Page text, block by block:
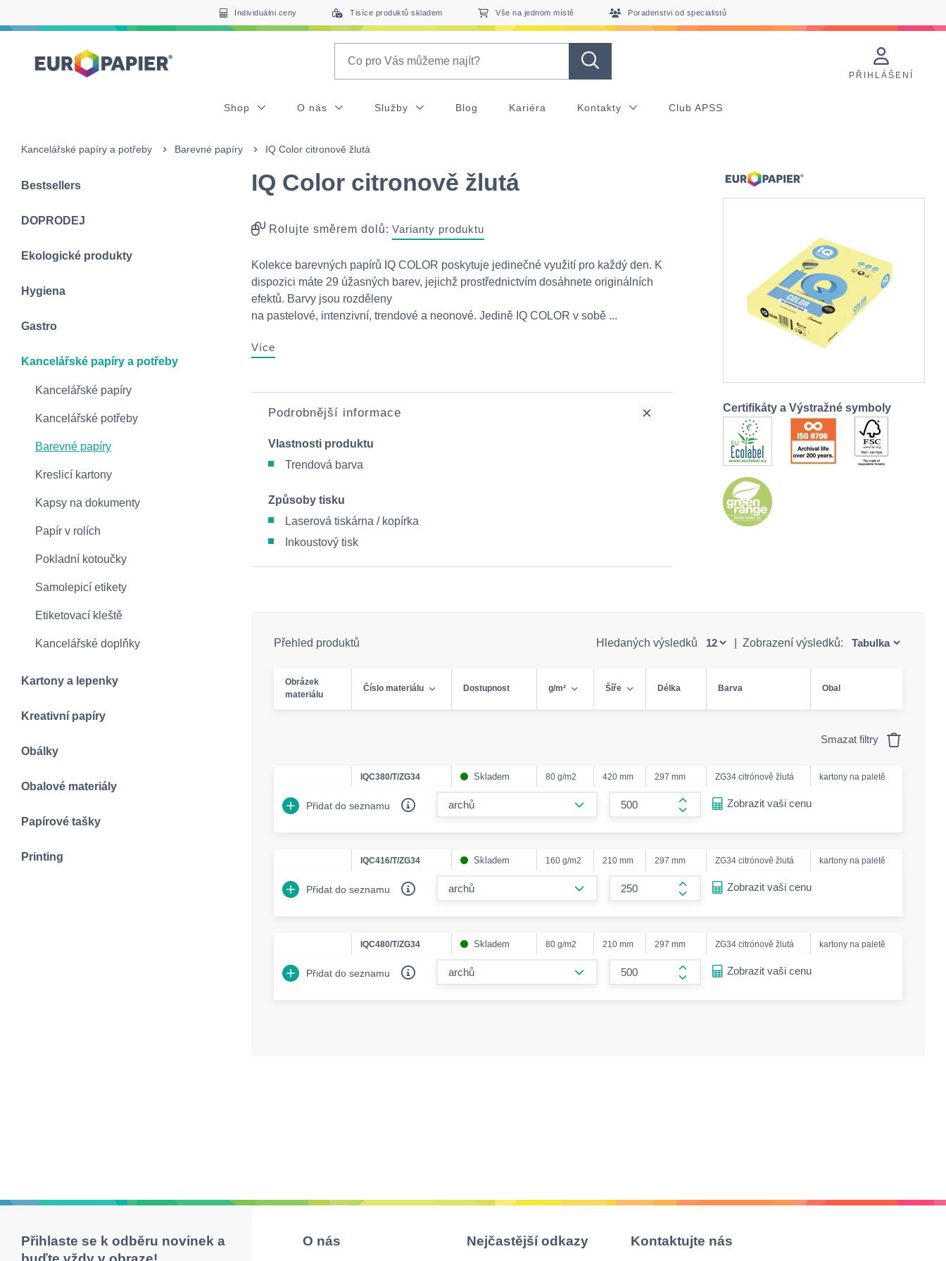
Individuálni ceny Tisíce produktů skladem Vše na jednom místě Poradenstvi od specialistů
PŘIHLÁŠENÍ
Shop O nás Služby Blog Kariéra Kontakty Club APSS
Kancelářské papíry a potřeby Barevné papíry IQ Color citronově žlutá
Bestsellers
DOPRODEJ
Ekologické produkty
Hygiena
Gastro
Kancelářské papíry a potřeby
Kancelářské papíry
Kancelářské potřeby
Barevné papíry
Kreslicí kartony
Kapsy na dokumenty
Papír v rolích
Pokladní kotoučky
Samolepicí etikety
Etiketovací kleště
Kancelářské doplňky
Kartony a lepenky
Kreativní papíry
Obálky
Obalové materiály
Papírové tašky
Printing
IQ Color citronově žlutá
Rolujte směrem dolů: Varianty produktu
Kolekce barevných papírů IQ COLOR poskytuje jedinečné využití pro každý den. K
dispozici máte 29 úžasných barev, jejichž prostřednictvím dosáhnete originálních
efektů. Barvy jsou rozděleny
na pastelové, intenzivní, trendové a neonové. Jedině IQ COLOR v sobě ...
Více
Podrobnější informace
Vlastnosti produktu
Trendová barva
Způsoby tisku
Laserová tiskárna / kopírka
Inkoustový tisk
Certifikáty a Výstražné symboly
Přehled produktů Hledaných výsledků Zobrazení výsledků:
Obrázek
materiálu
Číslo materiálu Dostupnost g/m² Šíře Délka Barva Obal
Smazat filtry
IQC380/T/ZG34 Skladem 80 g/m2 420 mm 297 mm ZG34 citrónově žlutá kartony na paletě
Přidat do seznamu
form.increase-amount
Zobrazit vaši cenu
IQC416/T/ZG34 Skladem 160 g/m2 210 mm 297 mm ZG34 citrónově žlutá kartony na paletě
Přidat do seznamu
form.increase-amount
Zobrazit vaši cenu
IQC480/T/ZG34 Skladem 80 g/m2 210 mm 297 mm ZG34 citrónově žlutá kartony na paletě
Přidat do seznamu
form.increase-amount
Zobrazit vaši cenu
Přihlaste se k odběru novinek a
O nás Nejčastější odkazy Kontaktujte nás